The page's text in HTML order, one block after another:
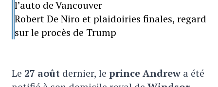
l’auto de Vancouver
Robert De Niro et plaidoiries finales, regard
sur le procès de Trump
Le 27 août dernier, le prince Andrew a été